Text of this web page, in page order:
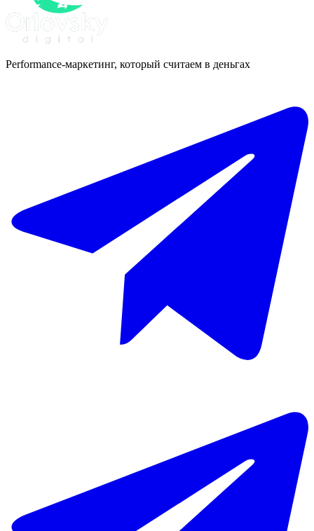
Performance-маркетинг, который считаем в деньгах